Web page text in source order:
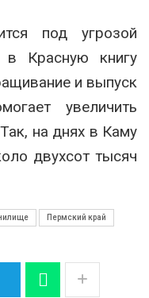
под угрозой
в Красную книгу
и выпуск
увеличить
на днях в Каму
двухсот тысяч
Пермский край